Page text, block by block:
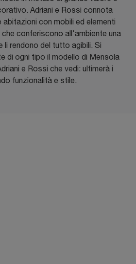
Adriani e Rossi connota
con mobili ed elementi
conferiscono all'ambiente una
li rendono del tutto agibili. Si
di ogni tipo il modello di Mensola
e Rossi che vedi: ultimerà i
funzionalità e stile.